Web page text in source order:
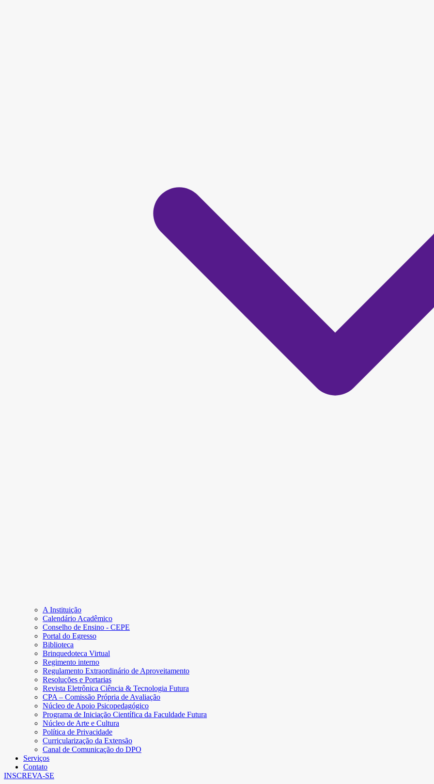
A Instituição
Calendário Acadêmico
Conselho de Ensino - CEPE
Portal do Egresso
Biblioteca
Brinquedoteca Virtual
Regimento interno
Regulamento Extraordinário de Aproveitamento
Resoluções e Portarias
Revista Eletrônica Ciência & Tecnologia Futura
CPA – Comissão Própria de Avaliação
Núcleo de Apoio Psicopedagógico
Programa de Iniciação Científica da Faculdade Futura
Núcleo de Arte e Cultura
Política de Privacidade
Curricularização da Extensão
Canal de Comunicação do DPO
Serviços
Contato
INSCREVA-SE